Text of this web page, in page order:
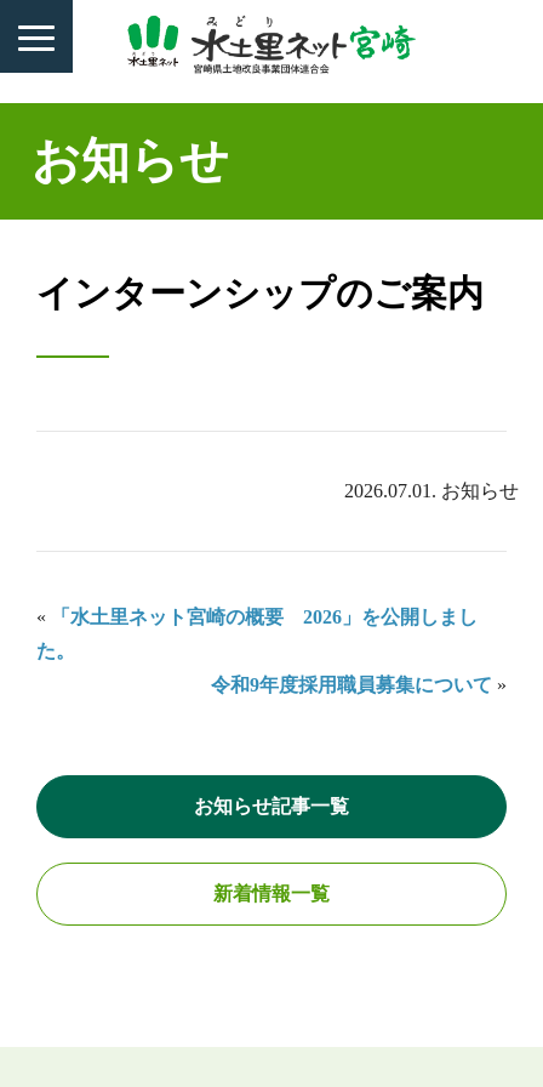
お知らせ
インターンシップのご案内
2026.07.01. お知らせ
«
「水土里ネット宮崎の概要 2026」を公開しまし
た。
令和9年度採用職員募集について »
お知らせ記事一覧
新着情報一覧